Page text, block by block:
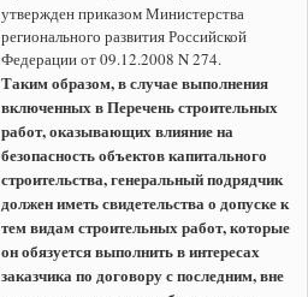
утвержден приказом Министерства
регионального развития Российской
Федерации от 09.12.2008 N 274.
Таким образом, в случае выполнения
включенных в Перечень строительных
работ, оказывающих влияние на
безопасность объектов капитального
строительства, генеральный подрядчик
должен иметь свидетельства о допуске к
тем видам строительных работ, которые
он обязуется выполнить в интересах
заказчика по договору с последним, вне